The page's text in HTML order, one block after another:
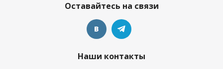
Оставайтесь на связи
Наши контакты